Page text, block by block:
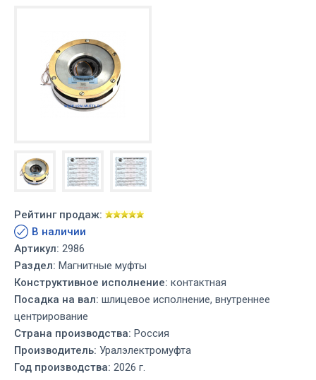
Рейтинг продаж:
В наличии
Артикул: 2986
Раздел: Магнитные муфты
Конструктивное исполнение: контактная
Посадка на вал: шлицевое исполнение, внутреннее
центрирование
Страна производства: Россия
Производитель: Уралэлектромуфта
Год производства: 2026 г.